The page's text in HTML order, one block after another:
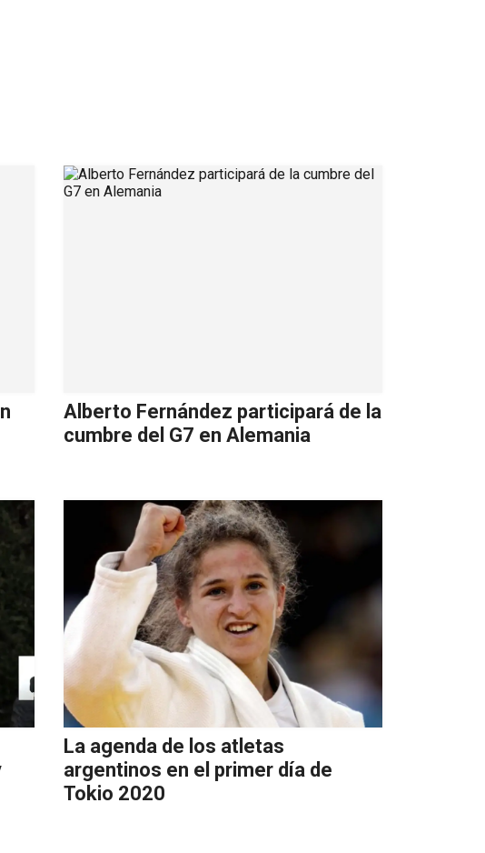
Alberto Fernández participará de la
cumbre del G7 en Alemania
La agenda de los atletas
argentinos en el primer día de
Tokio 2020